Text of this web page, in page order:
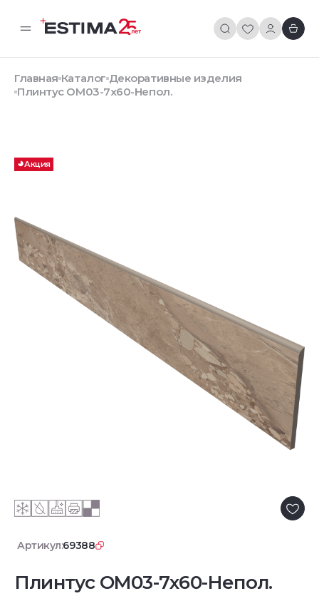
Главная Каталог Декоративные изделия
Плинтус OM03-7x60-Непол.
Акция
Артикул:69388
Плинтус OM03-7x60-Непол.